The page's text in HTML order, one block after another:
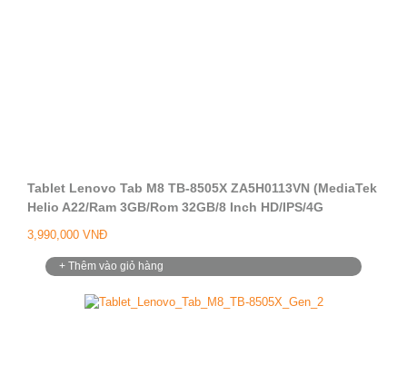
Tablet Lenovo Tab M8 TB-8505X ZA5H0113VN (MediaTek
Helio A22/Ram 3GB/Rom 32GB/8 Inch HD/IPS/4G
PIE)
3,990,000 VNĐ
+ Thêm vào giỏ hàng